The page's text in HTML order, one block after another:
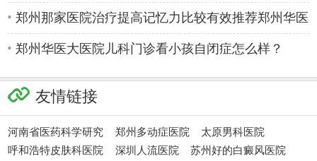
郑州那家医院治疗提高记忆力比较有效推荐郑州华医
大医院儿科
郑州华医大医院儿科门诊看小孩自闭症怎么样？
友情链接
河南省医药科学研究 郑州多动症医院
太原男科医院
呼和浩特皮肤科医院
深圳人流医院
苏州好的白癜风医院